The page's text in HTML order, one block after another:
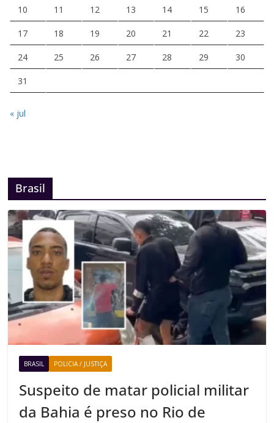
10 11 12 13 14 15 16
17 18 19 20 21 22 23
24 25 26 27 28 29 30
31
« jul
Brasil
BRASIL POLICIA / JUSTIÇA
Suspeito de matar policial militar
da Bahia é preso no Rio de